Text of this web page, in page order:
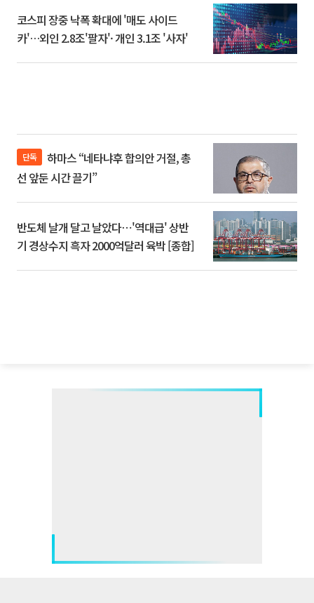
코스피 장중 낙폭 확대에 '매도 사이드
카'…외인 2.8조'팔자'· 개인 3.1조 '사자'
단독
선 앞둔 시간 끌기”
반도체 날개 달고 날았다⋯'역대급' 상반
기 경상수지 흑자 2000억달러 육박 [종합]